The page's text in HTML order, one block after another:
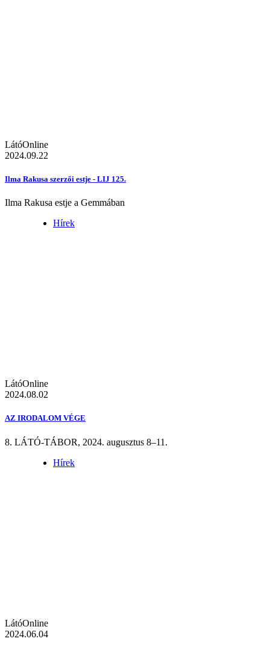
LátóOnline
2024.09.22
Ilma Rakusa szerzői estje - LIJ 125.
Ilma Rakusa estje a Gemmában
Hírek
LátóOnline
2024.08.02
AZ IRODALOM VÉGE
8. LÁTÓ-TÁBOR, 2024. augusztus 8–11.
Hírek
LátóOnline
2024.06.04